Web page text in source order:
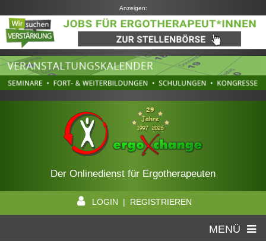
Anzeigen:
Der Onlinedienst für Ergotherapeuten
LOGIN | REGISTRIEREN
MENÜ